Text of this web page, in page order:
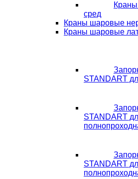
сред
Краны шаровые
Краны шаровые
STANDART
STANDART
STANDART